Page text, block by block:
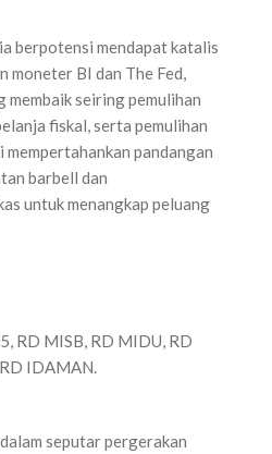
berpotensi mendapat katalis
BI dan The Fed,
membaik seiring pemulihan
fiskal, serta pemulihan
mempertahankan pandangan
barbell dan
untuk menangkap peluang
RD MISB, RD MIDU, RD
IDAMAN.
seputar pergerakan